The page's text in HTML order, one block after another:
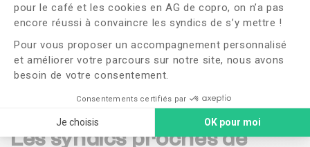
pour le café et les cookies en AG de copro, on n’a pas
encore réussi à convaincre les syndics de s’y mettre !
Pour vous proposer un accompagnement personnalisé
et améliorer votre parcours sur notre site, nous avons
besoin de votre consentement.
Consentements certifiés par
Je choisis OK pour moi
Axeptio consentpolitique de
confidentialité
Me faire rappeler
Les syndics proches de